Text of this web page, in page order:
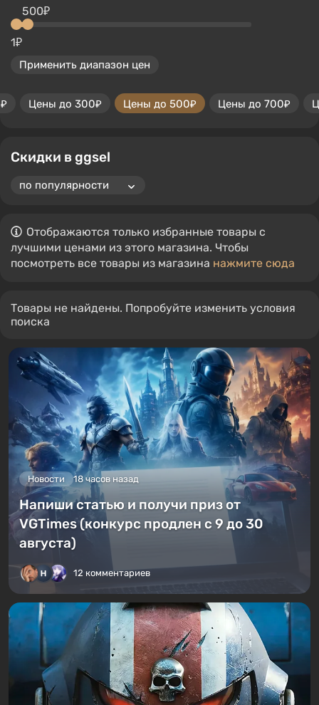
1₽
500₽
Применить диапазон цен
Цены до 300₽ Цены до 500₽ Цены до 700₽
Скидки в ggsel
Отображаются только избранные товары с
лучшими ценами из этого магазина. Чтобы
посмотреть все товары из магазина нажмите сюда
Товары не найдены. Попробуйте изменить условия
поиска
Новости 18 часов назад
Напиши статью и получи приз от
VGTimes (конкурс продлен с 9 до 30
августа)
12 комментариев